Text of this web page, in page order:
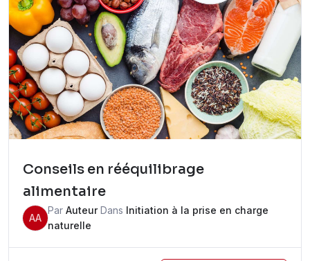
Conseils en rééquilibrage
alimentaire
AA
Par AuteurDans Initiation à la prise en charge
naturelle